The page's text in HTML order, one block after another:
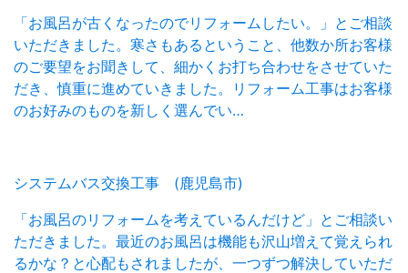
「お風呂が古くなったのでリフォームしたい。」とご相談
いただきました。寒さもあるということ、他数か所お客様
のご要望をお聞きして、細かくお打ち合わせをさせていた
だき、慎重に進めていきました。リフォーム工事はお客様
のお好みのものを新しく選んでい…
システムバス交換工事 (鹿児島市)
「お風呂のリフォームを考えているんだけど」とご相談い
ただきました。最近のお風呂は機能も沢山増えて覚えられ
るかな？と心配もされましたが、一つずつ解決していただ